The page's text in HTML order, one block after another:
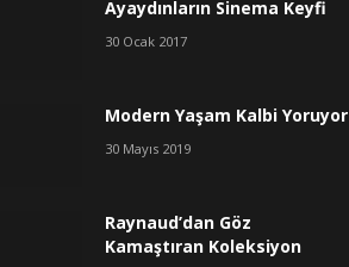
Ayaydınların Sinema Keyfi
30 Ocak 2017
Modern Yaşam Kalbi Yoruyor
30 Mayıs 2019
Raynaud’dan Göz
Kamaştıran Koleksiyon